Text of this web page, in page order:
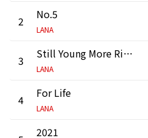
2 No.5
LANA
3 Still Young More Rich (feat. Watson)
LANA
4 For Life
LANA
2021